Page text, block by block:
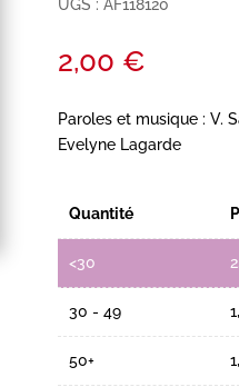
UGS :AF118120
2,00 €
Paroles et musique : V.
Evelyne Lagarde
Quantité
<30
30 - 49
50+